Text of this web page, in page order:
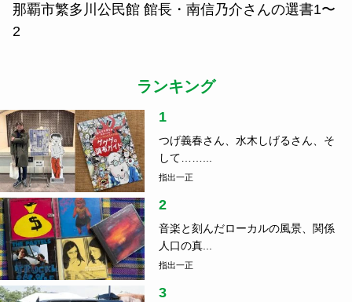
那覇市繁多川公民館 館長・南信乃介さんの選書1〜
2
ランキング
1
つげ義春さん、水木しげるさん、そ
して……...
指出一正
2
音楽と刻んだローカルの風景、関係
人口の真...
指出一正
3